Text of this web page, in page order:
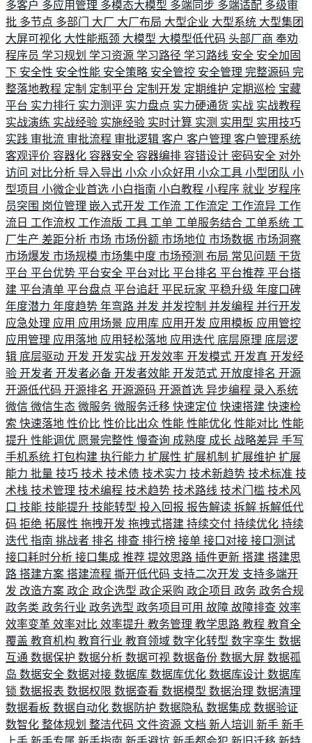
多客户 多应用管理 多模态大模型 多端同步 多端适配 多级审
批 多节点 多部门 大厂 大厂布局 大型企业 大型系统 大型集团
大屏可视化 大性能瓶颈 大模型 大模型低代码 头部厂商 奉劝
程序员 学习规划 学习资源 学习路径 学习路线 安全 安全加固
下 安全性 安全性能 安全策略 安全管控 安全管理 完整源码 完
整落地教程 定制 定制平台 定制开发 定期维护 定期巡检 宝藏
平台 实力排行 实力测评 实力盘点 实力硬通货 实战 实战教程
实战演练 实战经验 实施经验 实时计算 实测 实用型 实用技巧
实践 审批流 审批流程 审批逻辑 客户 客户管理 客户管理系统
客观评价 容器化 容器安全 容器编排 容错设计 密码安全 对外
访问 对比分析 导入导出 小众 小众好用 小众工具 小型团队 小
型项目 小微企业首选 小白指南 小白教程 小程序 就业 岁程序
员突围 岗位管理 嵌入式开发 工作流 工作流定 工作流异 工作
流日 工作流权 工作流版 工具 工单 工单服务结合 工单系统 工
厂生产 差距分析 市场 市场份额 市场地位 市场数据 市场洞察
市场爆发 市场规模 市场集中度 市场预测 布局 常见问题 干货
平台 平台优势 平台安全 平台对比 平台排名 平台推荐 平台搭
建 平台清单 平台盘点 平台追赶 平民玩家 平稳升级 年度口碑
年度潜力 年度趋势 年弯路 并发 并发控制 并发编程 并行开发
应急处理 应用 应用场景 应用库 应用开发 应用模板 应用管控
应用管理 应用落地 应用轻松落地 应用迭代 底层原理 底层逻
辑 底层驱动 开发 开发实战 开发效率 开发模式 开发真 开发经
验 开发者 开发者必备 开发者效能 开发范式 开放度排名 开源
开源低代码 开源排名 开源源码 开源首选 异步编程 录入系统
微信 微信生态 微服务 微服务迁移 快速定位 快速搭建 快速检
索 快速落地 性价比 性价比出众 性能 性能优化 性能对比 性能
提升 性能调优 愿景完整性 慢查询 成熟度 成长 战略差异 手写
手机系统 打包构建 执行能力 扩展性 扩展机制 扩展维护 扩展
能力 批量 技巧 技术 技术债 技术实力 技术新趋势 技术标准 技
术栈 技术管理 技术编程 技术趋势 技术路线 技术门槛 技术风
口 技能 技能提升 技能转型 投入回报 报告解读 拆解 拆解低代
码 拒绝 拓展性 拖拽开发 拖拽式搭建 持续交付 持续优化 持续
迭代 指南 挑战者 排名 排查 排行榜 接单 接口对接 接口测试
接口耗时分析 接口集成 推荐 提效思路 插件更新 搭建 搭建思
路 搭建方案 搭建流程 撕开低代码 支持二次开发 支持多端开
发 改造方案 政企 政企选型 政企采购 政企项目 政务 政务合规
政务类 政务行业 政务选型 政务项目可用 故障 故障排查 效率
效率变革 效率对比 效率提升 教务管理 教学思路 教程 教育全
覆盖 教育机构 教育行业 教育领域 数字化转型 数字孪生 数据
互通 数据保护 数据分析 数据可视 数据备份 数据大屏 数据孤
岛 数据安全 数据对接 数据库 数据库优化 数据库设计 数据库
锁 数据报表 数据权限 数据查看 数据模型 数据治理 数据清理
数据看板 数据自动化 数据防护 数据隐私 数据集成 数据验证
数智化 整体规划 整洁代码 文件资源 文档 新人培训 新手 新手